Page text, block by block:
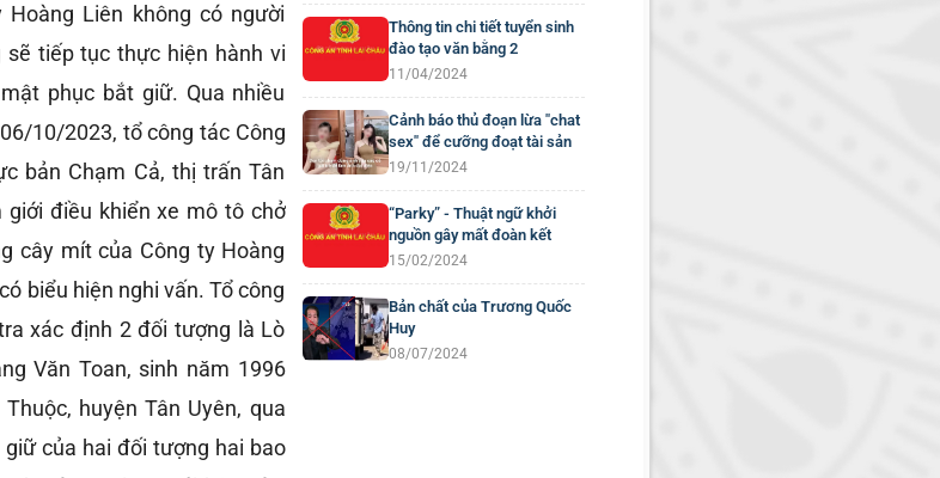
Liên không có người
tiếp tục thực hiện hành vi
phục bắt giữ. Qua nhiều
10/2023, tổ công tác Công
bản Chạm Cả, thị trấn Tân
điều khiển xe mô tô chở
cây mít của Công ty Hoàng
biểu hiện nghi vấn. Tổ công
xác định 2 đối tượng là Lò
Văn Toan, sinh năm 1996
huyện Tân Uyên, qua
của hai đối tượng hai bao
Thông tin chi tiết tuyển sinh
đào tạo văn bằng 2
11/04/2024
Cảnh báo thủ đoạn lừa "chat
sex" để cưỡng đoạt tài sản
19/11/2024
“Parky” - Thuật ngữ khởi
nguồn gây mất đoàn kết
15/02/2024
Bản chất của Trương Quốc
Huy
08/07/2024